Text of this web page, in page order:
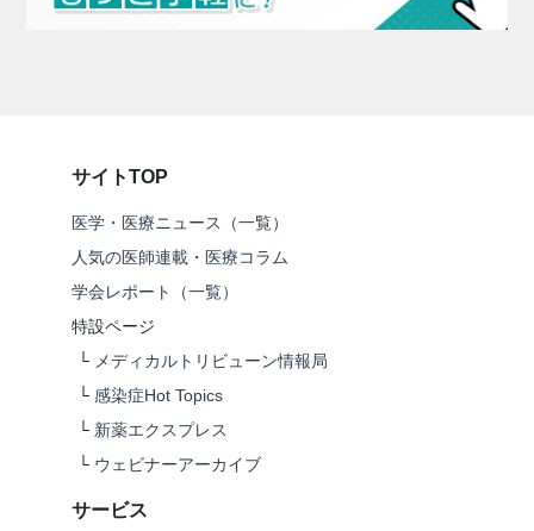
サイトTOP
医学・医療ニュース（一覧）
人気の医師連載・医療コラム
学会レポート（一覧）
特設ページ
└ メディカルトリビューン情報局
└ 感染症Hot Topics
└ 新薬エクスプレス
└ ウェビナーアーカイブ
サービス